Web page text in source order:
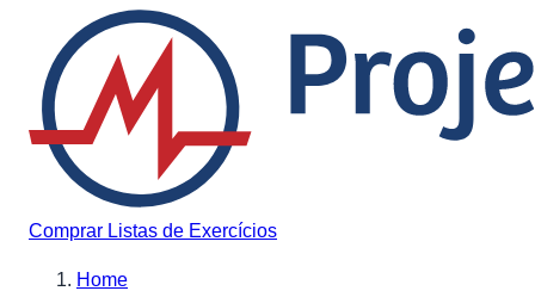
Pular para o conteúdo
Comprar Listas de Exercícios
Home